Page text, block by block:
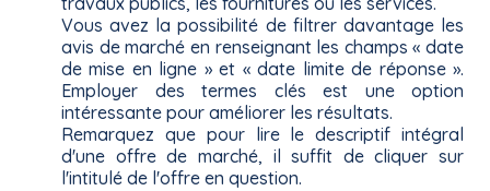
Vous avez la possibilité de filtrer davantage les
avis de marché en renseignant les champs « date
de mise en ligne » et « date limite de réponse ».
Employer des termes clés est une option
intéressante pour améliorer les résultats.
Remarquez que pour lire le descriptif intégral
d'une offre de marché, il suffit de cliquer sur
l'intitulé de l'offre en question.